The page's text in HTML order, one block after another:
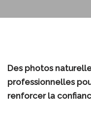
Des photos
professionnelles
renforcer la